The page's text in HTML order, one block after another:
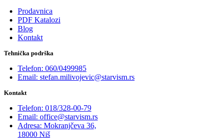
Prodavnica
PDF Katalozi
Blog
Kontakt
Tehnička podrška
Telefon: 060/0499985
Email: stefan.milivojevic@starvism.rs
Kontakt
Telefon: 018/328-00-79
Email: office@starvism.rs
Adresa: Mokranjčeva 36,
18000 Niš